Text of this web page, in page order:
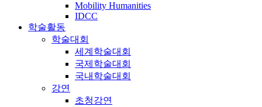
Mobility Humanities
IDCC
학술활동
학술대회
세계학술대회
국제학술대회
국내학술대회
강연
초청강연